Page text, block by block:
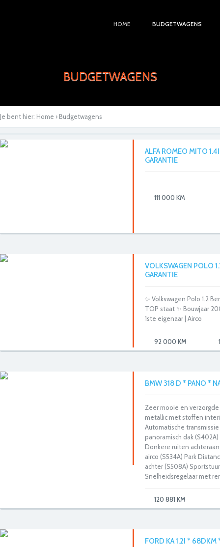
HOME BUDGETWAGENS
BUDGETWAGENS
Je bent hier: Home › Budgetwagens
ALFA ROMEO MITO
GARANTIE
111 000 KM
VOLKSWAGEN POLO
GARANTIE
✨ Volkswagen Polo 1.2
TOP staat ✨ Bouwjaar
1ste eigenaar | Airco
92 000 KM
BMW 318 D * PANO *
Zeer mooie en verzorgde
metallic met stoffen
Automatische transmissie
panoramisch dak
Donkere ruiten
airco (S534A) Park
achter (S508A)
Snelheidsregelaar met
120 881 KM
FORD KA 1.2I * 68DKM